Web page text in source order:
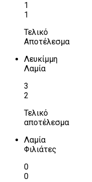
1
1
Τελικό
Αποτέλεσμα
Λευκίμμη
Λαμία
3
2
Τελικό
αποτέλεσμα
Λαμία
Φιλιάτες
0
0